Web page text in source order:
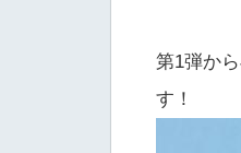
第1弾か
す！